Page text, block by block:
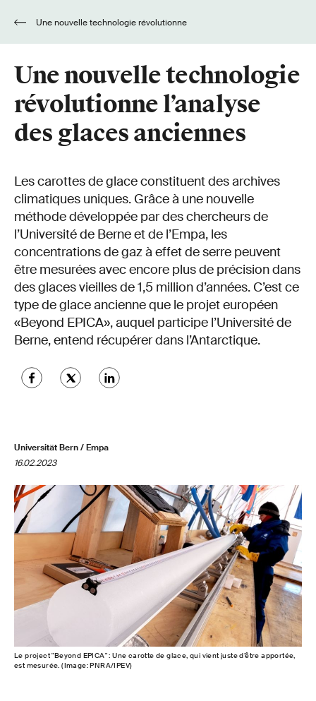
Une nouvelle technologie
révolutionne l’analyse
des glaces anciennes
Les carottes de glace constituent des archives
climatiques uniques. Grâce à une nouvelle
méthode développée par des chercheurs de
l’Université de Berne et de l’Empa, les
concentrations de gaz à effet de serre peuvent
être mesurées avec encore plus de précision dans
des glaces vieilles de 1,5 million d’années. C’est ce
type de glace ancienne que le projet européen
«Beyond EPICA», auquel participe l’Université de
Berne, entend récupérer dans l’Antarctique.
Universität Bern / Empa
16.02.2023
Le project "Beyond EPICA" : Une carotte de glace, qui vient juste d’être apportée,
est mesurée. (Image: PNRA/IPEV)